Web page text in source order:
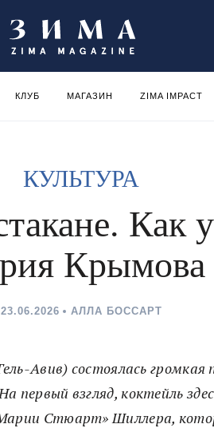
КЛУБ МАГАЗИН ZIMA IMPACT
КУЛЬТУРА
Как
23.06.2026 АЛЛА БОССАРТ
Авив) состоялась громкая
взгляд, коктейль
Стюарт» Шиллера,